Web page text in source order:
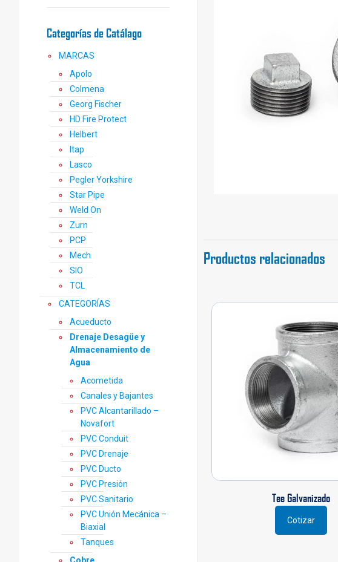
Productos relacionados
Tee Galvanizado
Cotizar
Este
producto
Categorías de Catálago
MARCAS
Apolo
Colmena
Georg Fischer
HD Fire Protect
Helbert
Itap
Lasco
Pegler Yorkshire
Star Pipe
Weld On
Zurn
PCP
Mech
SIO
TCL
CATEGORÍAS
Acueducto
Drenaje Desagüe y
Almacenamiento de
Agua
Acometida
Canales y Bajantes
PVC Alcantarillado –
Novafort
PVC Conduit
PVC Drenaje
PVC Ducto
PVC Presión
PVC Sanitario
PVC Unión Mecánica –
Biaxial
Tanques